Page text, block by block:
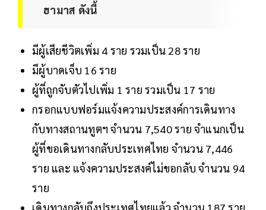
ฮามาส ดังนี้
มีผู้เสียชีวิตเพิ่ม 4 ราย รวมเป็น 28 ราย
มีผู้บาดเจ็บ 16 ราย
ผู้ที่ถูกจับตัวไปเพิ่ม 1 ราย รวมเป็น 17 ราย
กรอกแบบฟอร์มแจ้งความประสงค์การเดินทาง
กับทางสถานทูตฯ จำนวน 7,540 ราย จำแนกเป็น
ผู้ที่ขอเดินทางกลับประเทศไทย จำนวน 7,446
ราย และ แจ้งความประสงค์ไม่ขอกลับ จำนวน 94
ราย